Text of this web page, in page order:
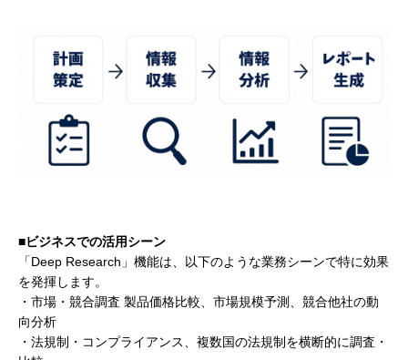
■ビジネスでの活用シーン
「Deep Research」機能は、以下のような業務シーンで特に効果
を発揮します。
・市場・競合調査 製品価格比較、市場規模予測、競合他社の動
向分析
・法規制・コンプライアンス、複数国の法規制を横断的に調査・